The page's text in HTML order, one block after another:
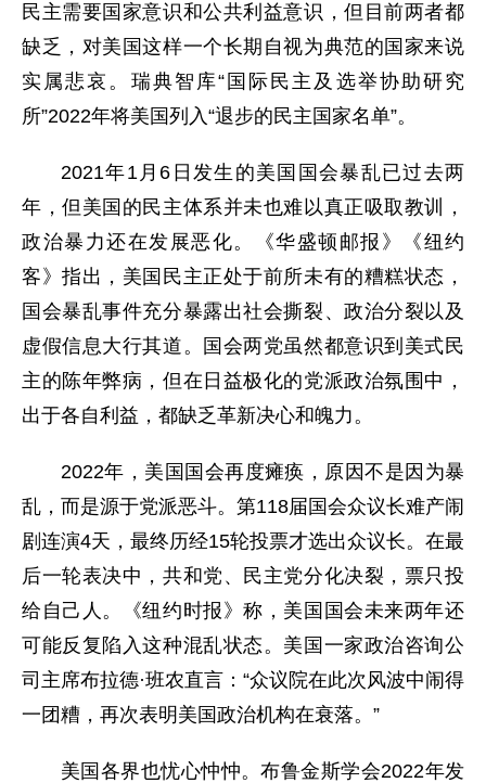
民主需要国家意识和公共利益意识，但目前两者都
缺乏，对美国这样一个长期自视为典范的国家来说
实属悲哀。瑞典智库“国际民主及选举协助研究
所”2022年将美国列入“退步的民主国家名单”。
2021年1月6日发生的美国国会暴乱已过去两
年，但美国的民主体系并未也难以真正吸取教训，
政治暴力还在发展恶化。《华盛顿邮报》《纽约
客》指出，美国民主正处于前所未有的糟糕状态，
国会暴乱事件充分暴露出社会撕裂、政治分裂以及
虚假信息大行其道。国会两党虽然都意识到美式民
主的陈年弊病，但在日益极化的党派政治氛围中，
出于各自利益，都缺乏革新决心和魄力。
2022年，美国国会再度瘫痪，原因不是因为暴
乱，而是源于党派恶斗。第118届国会众议长难产闹
剧连演4天，最终历经15轮投票才选出众议长。在最
后一轮表决中，共和党、民主党分化决裂，票只投
给自己人。《纽约时报》称，美国国会未来两年还
可能反复陷入这种混乱状态。美国一家政治咨询公
司主席布拉德·班农直言：“众议院在此次风波中闹得
一团糟，再次表明美国政治机构在衰落。”
美国各界也忧心忡忡。布鲁金斯学会2022年发